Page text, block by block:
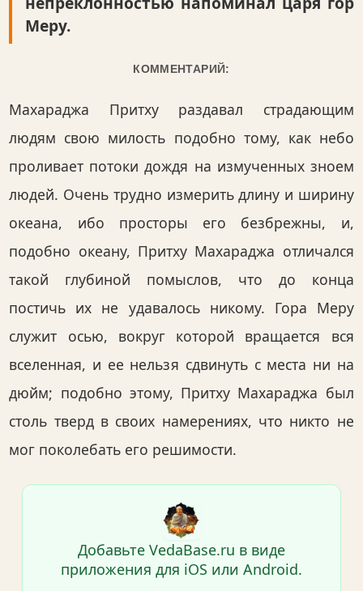
Меру.
КОММЕНТАРИЙ:
Махараджа Притху раздавал страдающим
людям свою милость подобно тому, как небо
проливает потоки дождя на измученных зноем
людей. Очень трудно измерить длину и ширину
океана, ибо просторы его безбрежны, и,
подобно океану, Притху Махараджа отличался
такой глубиной помыслов, что до конца
постичь их не удавалось никому. Гора Меру
служит осью, вокруг которой вращается вся
вселенная, и ее нельзя сдвинуть с места ни на
дюйм; подобно этому, Притху Махараджа был
столь тверд в своих намерениях, что никто не
мог поколебать его решимости.
Добавьте VedaBase.ru в виде
приложения для iOS или Android.